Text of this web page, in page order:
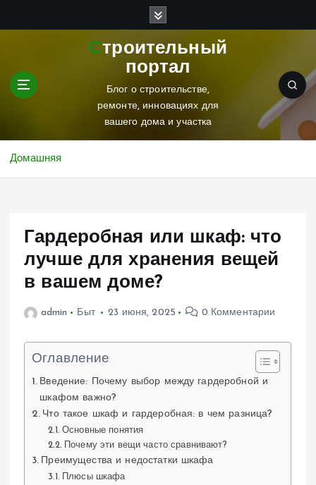
Строительный
портал
Блог о строительстве,
ремонте, инновациях для
вашего дома и участка
Домашняя
Гардеробная или шкаф: что
лучше для хранения вещей
в вашем доме?
admin Быт 23 июня, 2025 0 Комментарии
Оглавление
Введение: Почему выбор между гардеробной и
шкафом важно?
Что такое шкаф и гардеробная: в чем разница?
Основные понятия
Почему эти вещи часто сравнивают?
Преимущества и недостатки шкафа
Плюсы шкафа